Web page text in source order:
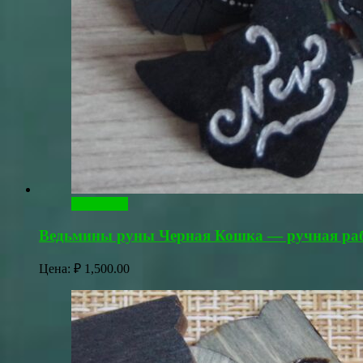
Ведьмины руны Черная Кошка — ручная
Цена: ₽ 1,500.00